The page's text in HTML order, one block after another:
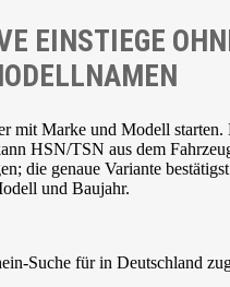
EINSTIEGE
mit Marke und Modell starten.
HSN/TSN aus dem
die genaue Variante
und Baujahr.
Suche für in Deutschland